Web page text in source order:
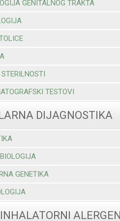
GENITALNOG TRAKTA
TESTOVI
DIJAGNOSTIKA
GENETIKA